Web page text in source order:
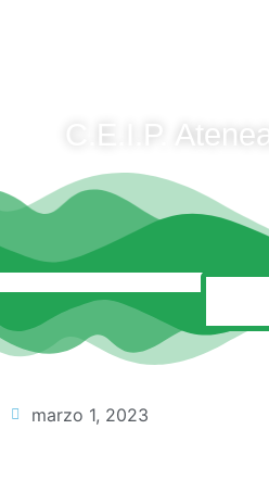
C.E.I.P. Atenea
marzo 1, 2023